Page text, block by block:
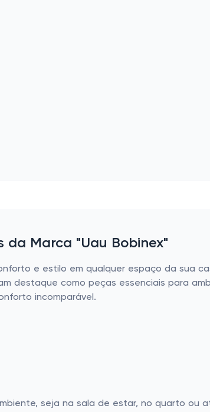
Marca "Uau Bobinex"
e estilo em qualquer espaço da sua
destaque como peças essenciais para
incomparável.
seja na sala de estar, no quarto ou